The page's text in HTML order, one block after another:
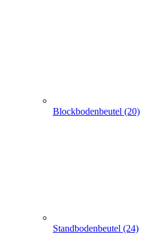
Blockbodenbeutel (20)
Standbodenbeutel (24)